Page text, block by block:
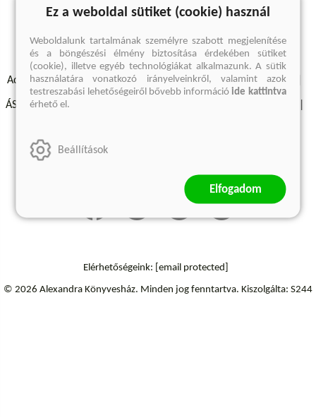
A keresett kifejezésre nincs találat
Adatvédelmi szabályzatok Elállási felmondási nyilatkozat
ÁSZF - Vásárlási feltételek
Szállítási információk
Elérhetőségeink: [email protected]
© 2026 Alexandra Könyvesház. Minden jog fenntartva. Kiszolgálta: S244
Ez a weboldal sütiket (cookie) használ
Weboldalunk tartalmának személyre szabott megjelenítése
és a böngészési élmény biztosítása érdekében sütiket
(cookie), illetve egyéb technológiákat alkalmazunk. A sütik
használatára vonatkozó irányelveinkről, valamint azok
testreszabási lehetőségeiről bővebb információide kattintva
érhető el.
Beállítások
Elfogadom